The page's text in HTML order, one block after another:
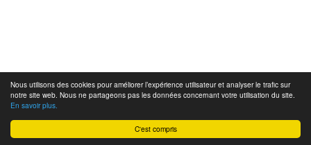
C'est compris
Nous utilisons des cookies pour améliorer l’expérience utilisateur et analyser le trafic sur
notre site web. Nous ne partageons pas les données concernant votre utilisation du site.
En savoir plus.